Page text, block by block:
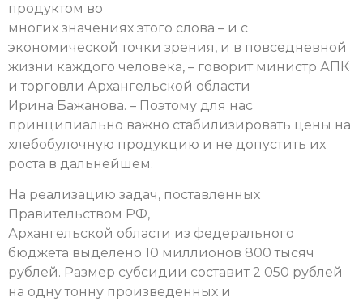
продуктом во
многих значениях этого слова – и с
экономической точки зрения, и в повседневной
жизни каждого человека, – говорит министр АПК
и торговли Архангельской области
Ирина Бажанова. – Поэтому для нас
принципиально важно стабилизировать цены на
хлебобулочную продукцию и не допустить их
роста в дальнейшем.
На реализацию задач, поставленных
Правительством РФ,
Архангельской области из федерального
бюджета выделено 10 миллионов 800 тысяч
рублей. Размер субсидии составит 2 050 рублей
на одну тонну произведенных и